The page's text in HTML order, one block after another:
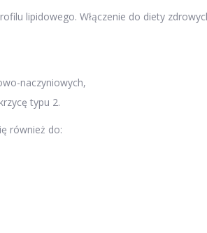
lipidowego. Włączenie do diety
naczyniowych,
typu 2.
również do: